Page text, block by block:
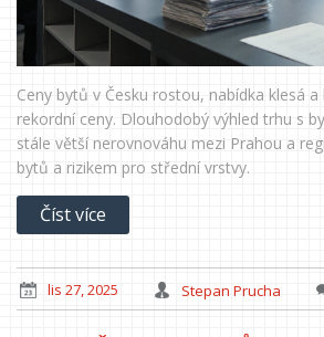
Ceny bytů v Česku rostou, nabídka klesá
rekordní ceny. Dlouhodobý výhled trhu s
stále větší nerovnováhu mezi Prahou a
bytů a rizikem pro střední vrstvy.
Číst více
lis 27, 2025 Stepan Prucha